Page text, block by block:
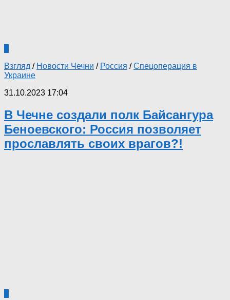
Взгляд / Новости Чечни / Россия /Спецоперация в
Украине
31.10.2023 17:04
В Чечне создали полк Байсангура
Беноевского: Россия позволяет
прославлять своих врагов?!